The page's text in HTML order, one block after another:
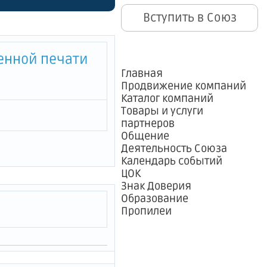
Вступить в Союз
Главная
Продвижение компаний
Каталог компаний
Товары и услуги
партнеров
Общение
Деятельность Союза
Календарь событий
ЦОК
Знак Доверия
Образование
Пропилеи
в
багажа
печати